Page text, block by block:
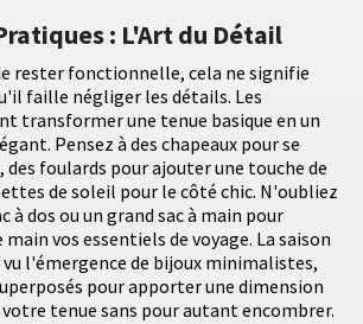
: L'Art du Détail
rester fonctionnelle, cela ne signifie
faille négliger les détails. Les
transformer une tenue basique en un
Pensez à des chapeaux pour se
foulards pour ajouter une touche de
de soleil pour le côté chic. N'oubliez
à dos ou un grand sac à main pour
vos essentiels de voyage. La saison
l'émergence de bijoux minimalistes,
pour apporter une dimension
tenue sans pour autant encombrer.